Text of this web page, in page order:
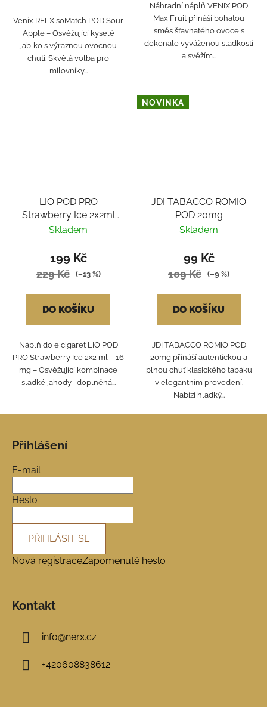
Venix RELX soMatch POD Sour
Apple – Osvěžující kyselé
jablko s výraznou ovocnou
chutí. Skvělá volba pro
milovníky...
Náhradní náplň VENIX POD
Max Fruit přináší bohatou
směs šťavnatého ovoce s
dokonale vyváženou sladkostí
a svěžím...
LIO POD PRO
Strawberry Ice 2x2ml
16mg
Skladem
199 Kč
229 Kč (–13 %)
DO KOŠÍKU
Náplň do e cigaret LIO POD
PRO Strawberry Ice 2×2 ml – 16
mg – Osvěžující kombinace
sladké jahody , doplněná...
NOVINKA
JDI TABACCO ROMIO
POD 20mg
Skladem
99 Kč
109 Kč (–9 %)
DO KOŠÍKU
JDI TABACCO ROMIO POD
20mg přináší autentickou a
plnou chuť klasického tabáku
v elegantním provedení.
Nabízí hladký...
Přihlášení
E-mail
Heslo
PŘIHLÁSIT SE
Nová registraceZapomenuté heslo
Kontakt
info@nerx.cz
+420608838612